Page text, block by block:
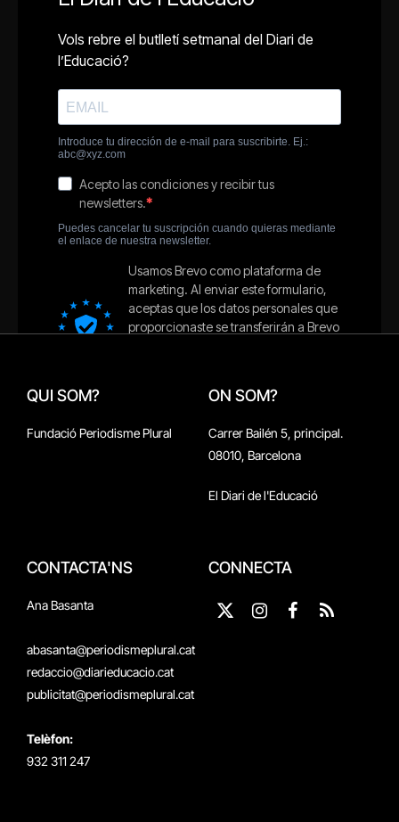
QUI SOM?
Fundació Periodisme Plural
ON SOM?
Carrer Bailén 5, principal.
08010, Barcelona
El Diari de l'Educació
CONTACTA'NS
Ana Basanta
abasanta@periodismeplural.cat
redaccio@diarieducacio.cat
publicitat@periodismeplural.cat
Telèfon:
932 311 247
CONNECTA
X
InstagramFacebook
RSS